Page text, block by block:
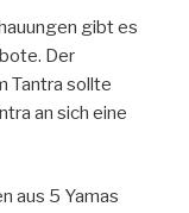
gibt es
Der
Tantra sollte
an sich eine
aus 5 Yamas